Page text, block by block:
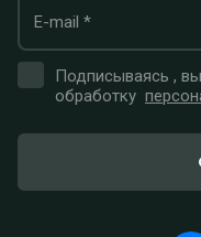
Подписываясь ,
обработку